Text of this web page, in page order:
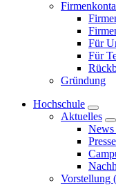
Für
Für
Gründung
Hochschule
Aktuelles
News
Vorstellung